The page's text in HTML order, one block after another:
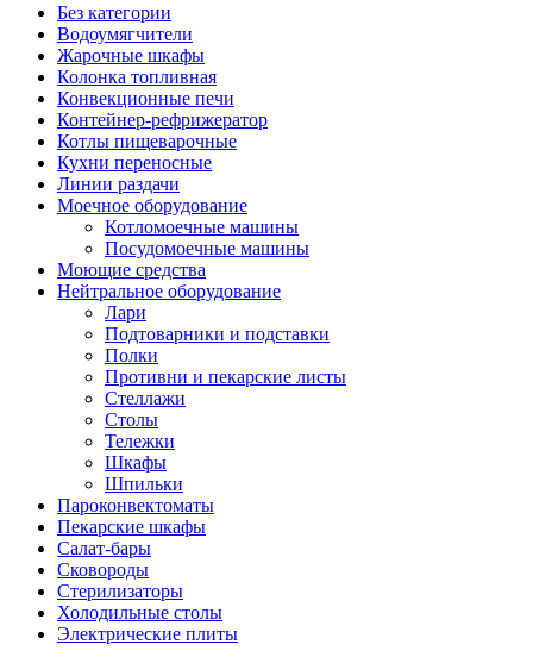
Без категории
Водоумягчители
Жарочные шкафы
Колонка топливная
Конвекционные печи
Контейнер-рефрижератор
Котлы пищеварочные
Кухни переносные
Линии раздачи
Моечное оборудование
Котломоечные машины
Посудомоечные машины
Моющие средства
Нейтральное оборудование
Лари
Подтоварники и подставки
Полки
Противни и пекарские листы
Стеллажи
Столы
Тележки
Шкафы
Шпильки
Пароконвектоматы
Пекарские шкафы
Салат-бары
Сковороды
Стерилизаторы
Холодильные столы
Электрические плиты